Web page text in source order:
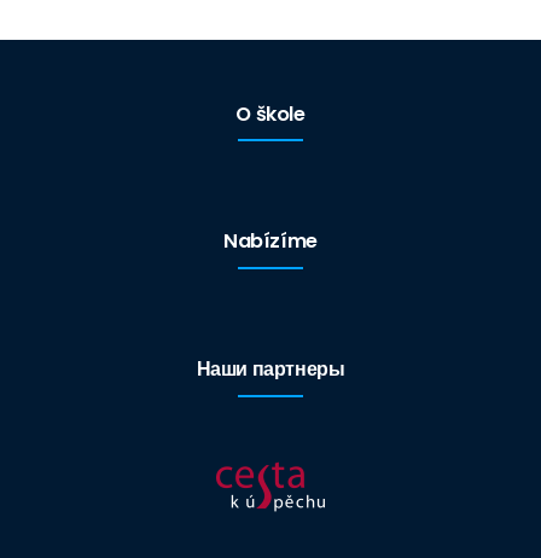
O škole
Nabízíme
Наши партнеры